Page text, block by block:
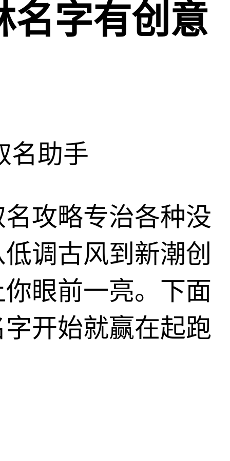
名字有创意
名助手
攻略专治各种没
调古风到新潮创
眼前一亮。下面
开始就赢在起跑